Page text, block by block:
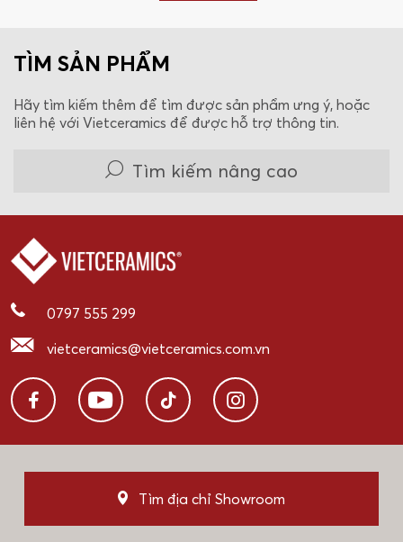
TÌM SẢN PHẨM
Hãy tìm kiếm thêm để tìm được sản phẩm ưng ý, hoặc
liên hệ với Vietceramics để được hỗ trợ thông tin.
Tìm kiếm nâng cao
0797 555 299
vietceramics@vietceramics.com.vn
Tìm địa chỉ Showroom